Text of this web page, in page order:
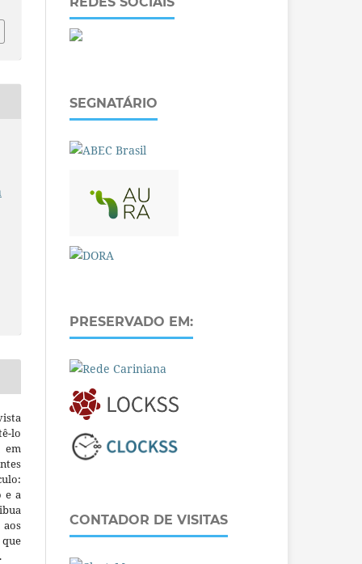
lo
em
e a
SEGNATÁRIO
PRESERVADO EM:
CONTADOR DE VISITAS